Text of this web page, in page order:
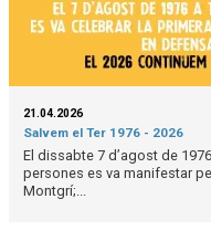
21.04.2026
Salvem el Ter 1976 - 2026
El dissabte 7 d’agost de
persones es va manifestar
Montgrí;...